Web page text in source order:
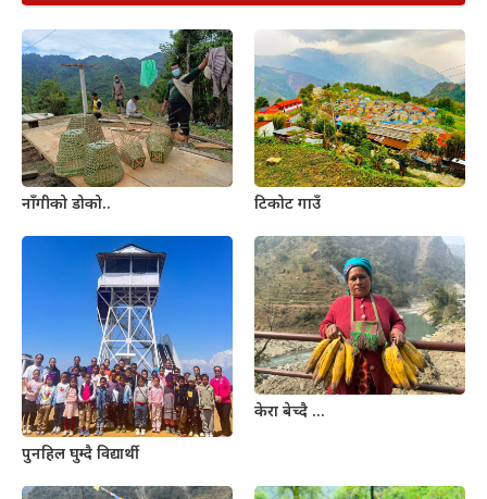
नाँगीको डोको.. टिकोट गाउँ
पुनहिल घुम्दै विद्यार्थी
केरा बेच्दै …